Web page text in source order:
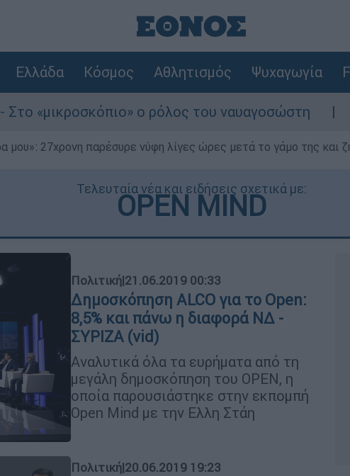
Ελλάδα Κόσμος Αθλητισμός Ψυχαγωγία
ο ρόλος του ναυαγοσώστη Συναγερμός
μου»: 27χρονη παρέσυρε νύφη λίγες ώρες μετά το γάμο της και
Τελευταία νέα και ειδήσεις σχετικά με:
OPEN MIND
Πολιτική|21.06.2019 00:33
Δημοσκόπηση ALCO για το Open:
8,5% και πάνω η διαφορά ΝΔ -
ΣΥΡΙΖΑ (vid)
Αναλυτικά όλα τα ευρήματα από τη
μεγάλη δημοσκόπηση του OPEN, η
οποία παρουσιάστηκε στην εκπομπή
Open Mind με την Ελλη Στάη
Πολιτική|20.06.2019 19:23